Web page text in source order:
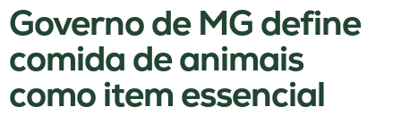
Governo de MG define
comida de animais
como item essencial